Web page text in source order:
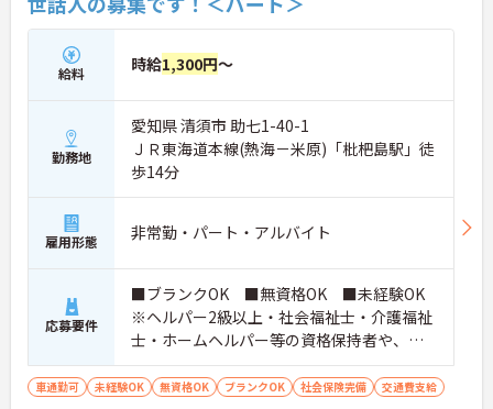
給料 時給1,300円～
勤務地
愛知県 清須市 助七1-40-1
ＪＲ東海道本線(熱海－米原)「枇杷島駅」徒
歩14分
雇用形態 非常勤・パート・アルバイト
応募要件
■ブランクOK ■無資格OK ■未経験OK
※ヘルパー2級以上・社会福祉士・介護福祉
士・ホームヘルパー等の資格保持者や、福
祉系業務経験者、障害者支援施設経験者、
生活支援員、障害者支援員、就労支援員、
車通勤可 未経験OK 無資格OK ブランクOK 社会保険完備 交通費支給